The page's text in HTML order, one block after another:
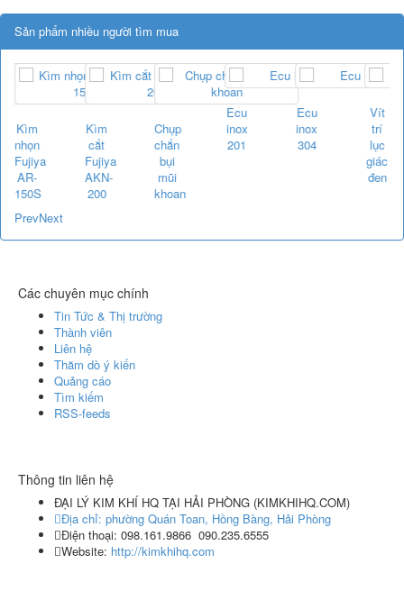
Sản phẩm nhiều người tìm mua
Kìm
nhọn
Fujiya
AR-
150S
Kìm
cắt
Fujiya
AKN-
200
Chụp
chắn
bụi
mũi
khoan
Ecu
inox
201
Ecu
inox
304
Vít
trí
lục
giác
đen
PrevNext
Các chuyên mục chính
Tin Tức & Thị trường
Thành viên
Liên hệ
Thăm dò ý kiến
Quảng cáo
Tìm kiếm
RSS-feeds
Thông tin liên hệ
ĐẠI LÝ KIM KHÍ HQ TẠI HẢI PHÒNG (KIMKHIHQ.COM)
Địa chỉ: phường Quán Toan, Hồng Bàng, Hải Phòng
Điện thoại: 098.161.9866 090.235.6555
Website: http://kimkhihq.com